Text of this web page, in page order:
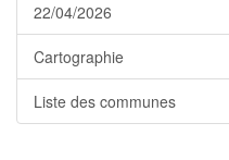
22/04/2026
Cartographie
Liste des communes